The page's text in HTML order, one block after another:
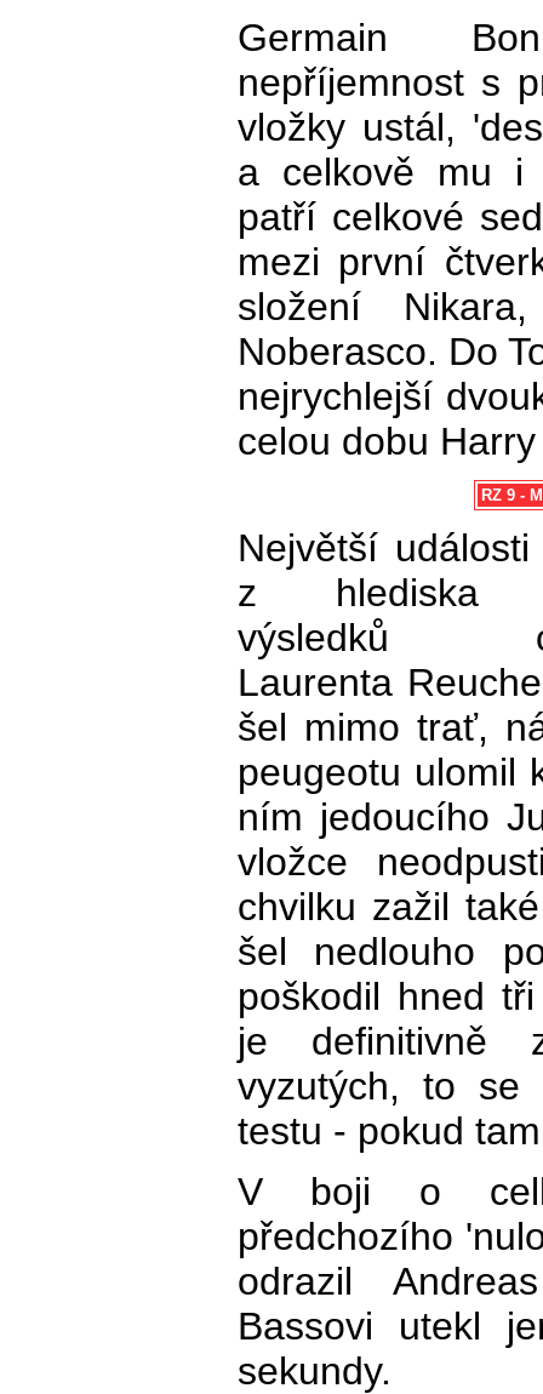
Germain
nepříjemnost s
vložky ustál,
a celkově mu i
patří celkové
mezi první
složení
Noberasco. Do
nejrychlejší
celou dobu
RZ 9 -
Největší
z hlediska
výsledků
Laurenta
šel mimo trať,
peugeotu ulomil
ním jedoucího
vložce
chvilku zažil
šel nedlouho
poškodil hned
je definitivně
vyzutých, to se
testu - pokud
V boji o
předchozího
odrazil
Bassovi utekl
sekundy.